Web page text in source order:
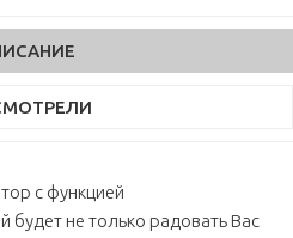
с функцией
будет не только радовать Вас